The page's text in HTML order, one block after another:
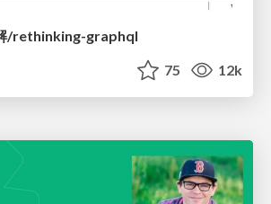
/rethinking-graphql
75 12k